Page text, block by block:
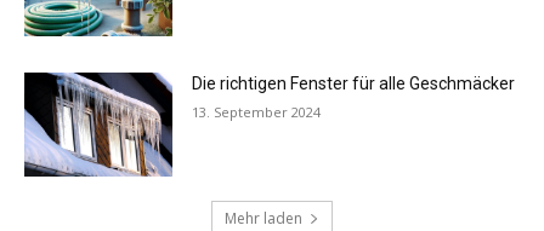
Die richtigen Fenster für alle Geschmäcker
13. September 2024
Mehr laden